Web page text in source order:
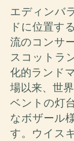
エディンバ
ドに位置す
流のコンサ
スコットラ
化的ランド
場以来、世
ベントの灯
なボザール
す。ウイス